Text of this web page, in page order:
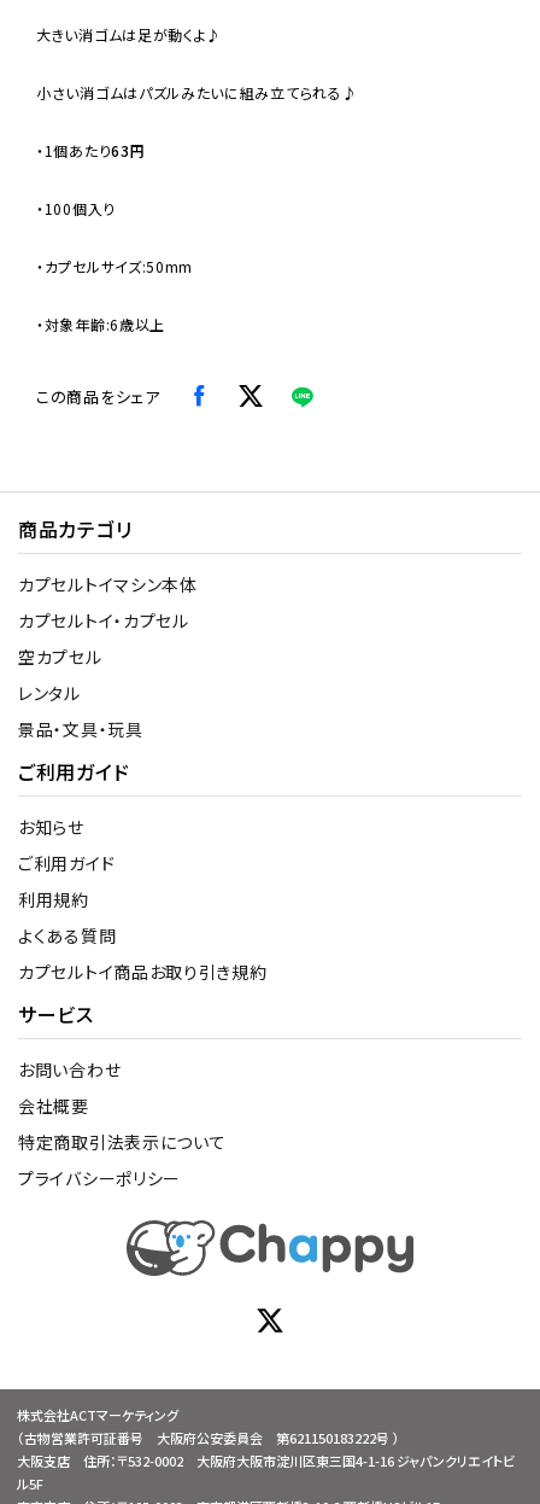
大きい消ゴムは足が動くよ♪
小さい消ゴムはパズルみたいに組み立てられる♪
・1個あたり63円
・100個入り
・カプセルサイズ:50mm
・対象年齢:6歳以上
この商品をシェア
商品カテゴリ
カプセルトイマシン本体
カプセルトイ・カプセル
空カプセル
レンタル
景品・文具・玩具
ご利用ガイド
お知らせ
ご利用ガイド
利用規約
よくある質問
カプセルトイ商品お取り引き規約
サービス
お問い合わせ
会社概要
特定商取引法表示について
プライバシーポリシー
株式会社ACTマーケティング
（古物営業許可証番号 大阪府公安委員会 第621150183222号 ）
大阪支店 住所：〒532-0002 大阪府大阪市淀川区東三国4-1-16 ジャパンクリエイトビ
ル5F